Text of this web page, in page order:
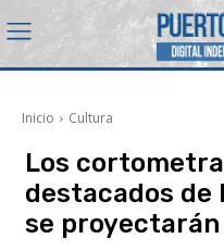
Inicio Cultura
Los
destacados de
se